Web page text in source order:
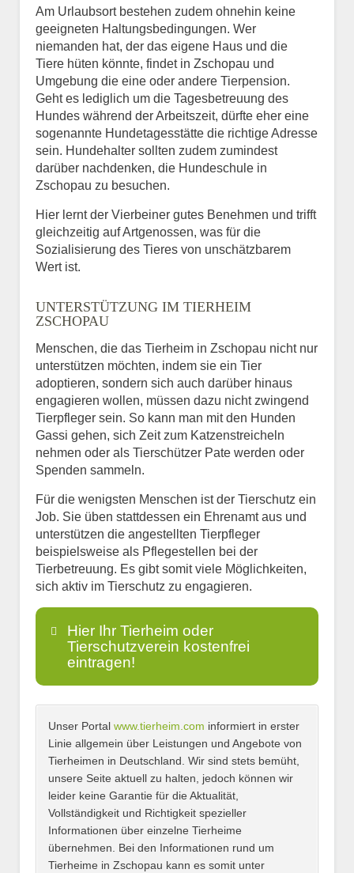
Am Urlaubsort bestehen zudem ohnehin keine
geeigneten Haltungsbedingungen. Wer
niemanden hat, der das eigene Haus und die
Tiere hüten könnte, findet in Zschopau und
Umgebung die eine oder andere Tierpension.
Geht es lediglich um die Tagesbetreuung des
Hundes während der Arbeitszeit, dürfte eher eine
sogenannte Hundetagesstätte die richtige Adresse
sein. Hundehalter sollten zudem zumindest
darüber nachdenken, die Hundeschule in
Zschopau zu besuchen.
Hier lernt der Vierbeiner gutes Benehmen und trifft
gleichzeitig auf Artgenossen, was für die
Sozialisierung des Tieres von unschätzbarem
Wert ist.
UNTERSTÜTZUNG IM TIERHEIM
ZSCHOPAU
Menschen, die das Tierheim in Zschopau nicht nur
unterstützen möchten, indem sie ein Tier
adoptieren, sondern sich auch darüber hinaus
engagieren wollen, müssen dazu nicht zwingend
Tierpfleger sein. So kann man mit den Hunden
Gassi gehen, sich Zeit zum Katzenstreicheln
nehmen oder als Tierschützer Pate werden oder
Spenden sammeln.
Für die wenigsten Menschen ist der Tierschutz ein
Job. Sie üben stattdessen ein Ehrenamt aus und
unterstützen die angestellten Tierpfleger
beispielsweise als Pflegestellen bei der
Tierbetreuung. Es gibt somit viele Möglichkeiten,
sich aktiv im Tierschutz zu engagieren.
Hier Ihr Tierheim oder
Tierschutzverein kostenfrei
eintragen!
Name*
E-Mail*
Unser Portal www.tierheim.com informiert in erster
Linie allgemein über Leistungen und Angebote von
Tierheimen in Deutschland. Wir sind stets bemüht,
unsere Seite aktuell zu halten, jedoch können wir
leider keine Garantie für die Aktualität,
Vollständigkeit und Richtigkeit spezieller
Informationen über einzelne Tierheime
übernehmen. Bei den Informationen rund um
Tierheime in Zschopau kann es somit unter